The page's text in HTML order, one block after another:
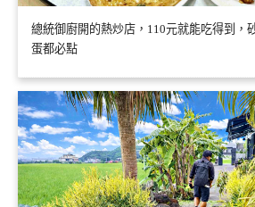
總統御廚開的熱炒店，110元就能吃得到，
蛋都必點